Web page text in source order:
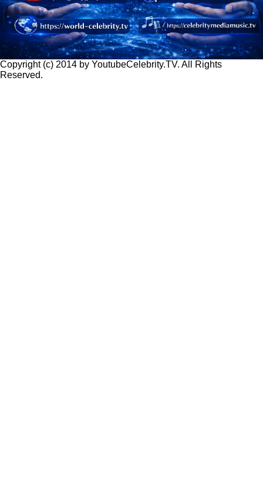
Copyright (c) 2014 by YoutubeCelebrity.TV. All Rights
Reserved.